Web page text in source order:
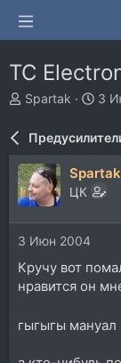
TC
А
т
р
т
е
Spartak
Д
а
ч
3
Spartak
ЦК
3 Июн 2004
Кручу вот
нравится он
гыгыгы мануал